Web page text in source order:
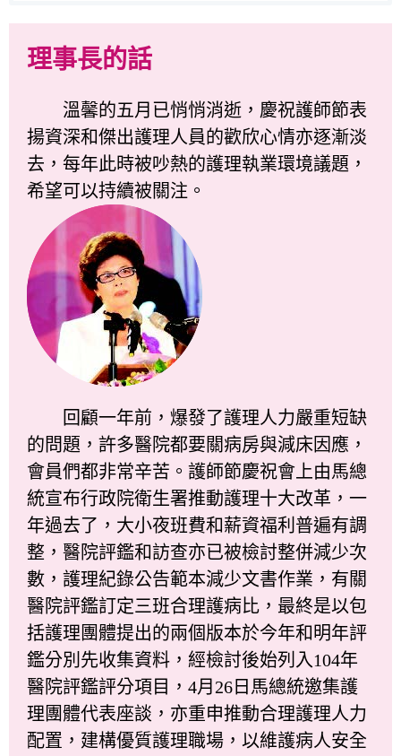
理事長的話
溫馨的五月已悄悄消逝，慶祝護師節表
揚資深和傑出護理人員的歡欣心情亦逐漸淡
去，每年此時被吵熱的護理執業環境議題，
希望可以持續被關注。
回顧一年前，爆發了護理人力嚴重短缺
的問題，許多醫院都要關病房與減床因應，
會員們都非常辛苦。護師節慶祝會上由馬總
統宣布行政院衛生署推動護理十大改革，一
年過去了，大小夜班費和薪資福利普遍有調
整，醫院評鑑和訪查亦已被檢討整併減少次
數，護理紀錄公告範本減少文書作業，有關
醫院評鑑訂定三班合理護病比，最終是以包
括護理團體提出的兩個版本於今年和明年評
鑑分別先收集資料，經檢討後始列入104年
醫院評鑑評分項目，4月26日馬總統邀集護
理團體代表座談，亦重申推動合理護理人力
配置，建構優質護理職場，以維護病人安全